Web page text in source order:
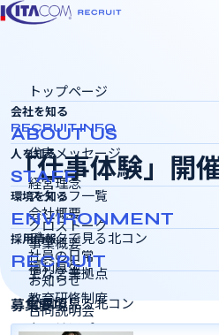
トップページ
会社を知る
ABOUT US
代表メッセージ
経営理念
会社概要
事業概要
主な営業拠点
動画で見る北コン
人を知る
STAFF
スタッフ一覧
クロストーク
社員の日常
環境を知る
ENVIRONMENT
データで見る北コン
福利厚生
教育研修制度
キャリアパス
採用情報
RECRUIT
お知らせ
合同説明会
募集要項
RECRUIT INFO
「仕事体験」開